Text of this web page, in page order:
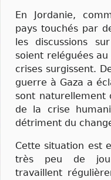
En Jordanie,
pays touchés par
les discussions
soient reléguées au
crises surgissent.
guerre à Gaza a
sont naturellement
de la crise
détriment du
Cette situation est
très peu de
travaillent